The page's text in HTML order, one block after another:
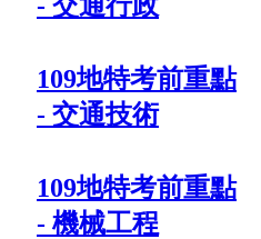
109地特考前重點
- 交通技術
109地特考前重點
- 機械工程